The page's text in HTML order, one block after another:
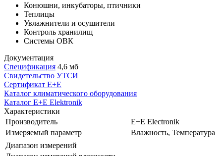
Конюшни, инкубаторы, птичники
Теплицы
Увлажнители и осушители
Контроль хранилищ
Системы ОВК
Документация
Спецификация 4,6 мб
Свидетельство УТСИ
Сертификат E+E
Каталог климатического оборудования
Каталог E+E Elektronik
Характеристики
Производитель
E+E Electronik
Измеряемый параметр
Влажность, Температура
Диапазон измерений